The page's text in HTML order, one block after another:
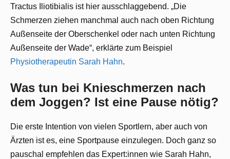
Tractus Iliotibialis ist hier ausschlaggebend. „Die
Schmerzen ziehen manchmal auch nach oben Richtung
Außenseite der Oberschenkel oder nach unten Richtung
Außenseite der Wade“, erklärte zum Beispiel
Physiotherapeutin Sarah Hahn.
Was tun bei Knieschmerzen nach
dem Joggen? Ist eine Pause nötig?
Die erste Intention von vielen Sportlern, aber auch von
Ärzten ist es, eine Sportpause einzulegen. Doch ganz so
pauschal empfehlen das Expert:innen wie Sarah Hahn,